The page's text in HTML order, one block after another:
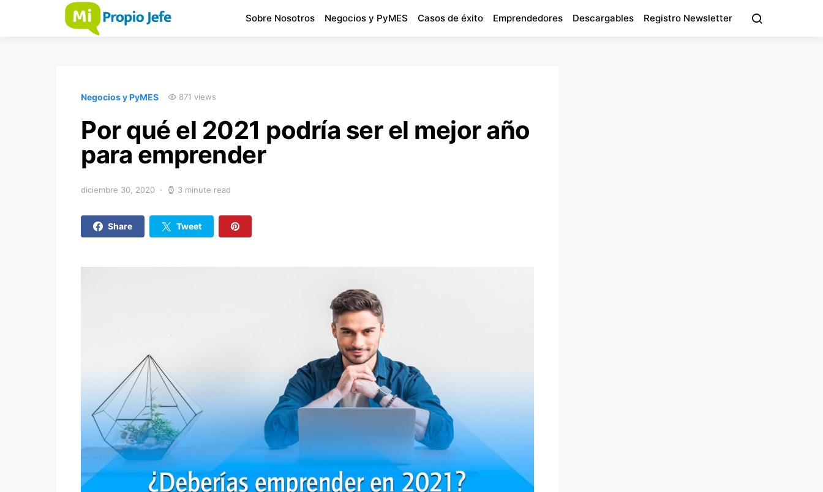
Sobre Nosotros Negocios y PyMES Casos de éxito Emprendedores Descargables Registro Newsletter
Negocios y PyMES 871 views
Por qué el 2021 podría ser el mejor año
para emprender
diciembre 30, 2020 3 minute read
Share Tweet